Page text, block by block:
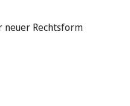
Rechtsform